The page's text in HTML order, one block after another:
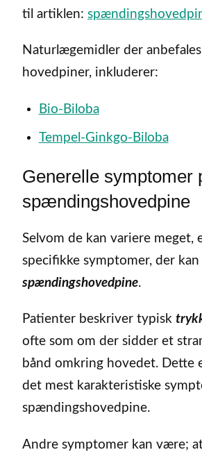
til artiklen:
Naturlægemidler der
hovedpiner, inkluderer:
Bio-Biloba
Tempel-Ginkgo-Biloba
Generelle symptomer
spændingshovedpine
Selvom de kan variere meget,
specifikke symptomer, der
spændingshovedpine.
Patienter beskriver typisk
ofte som om der sidder et
bånd omkring hovedet. Dette
det mest karakteristiske
spændingshovedpine.
Andre symptomer kan være;